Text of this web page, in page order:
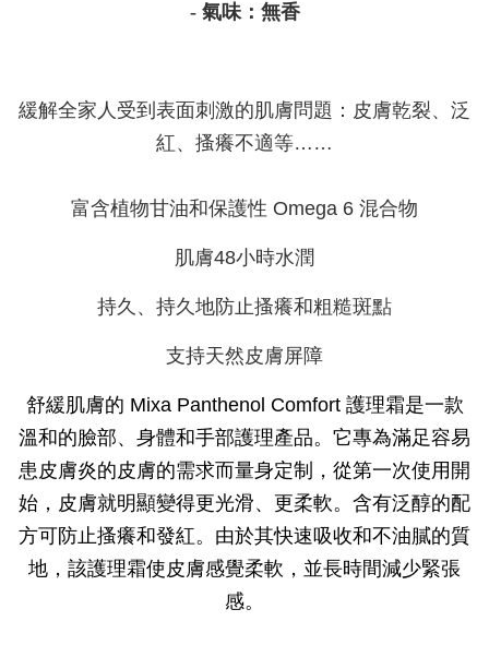
- 氣味：無香
緩解全家人受到表面刺激的肌膚問題：皮膚乾裂、泛
紅、搔癢不適等……
富含植物甘油和保護性 Omega 6 混合物
肌膚48小時水潤
持久、持久地防止搔癢和粗糙斑點
支持天然皮膚屏障
舒緩肌膚的 Mixa Panthenol Comfort 護理霜是一款
溫和的臉部、身體和手部護理產品。它專為滿足容易
患皮膚炎的皮膚的需求而量身定制，從第一次使用開
始，皮膚就明顯變得更光滑、更柔軟。含有泛醇的配
方可防止搔癢和發紅。由於其快速吸收和不油膩的質
地，該護理霜使皮膚感覺柔軟，並長時間減少緊張
感。